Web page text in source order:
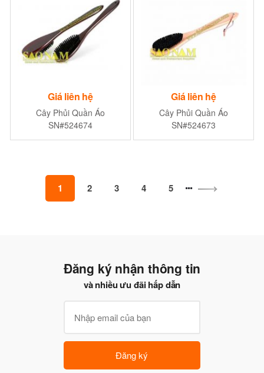
Giá liên hệ
Cây Phủi Quần Áo
SN#524674
Giá liên hệ
Cây Phủi Quần Áo
SN#524673
1 2 3 4 5
Đăng ký nhận thông tin
và nhiều ưu đãi hấp dẫn
Đăng ký